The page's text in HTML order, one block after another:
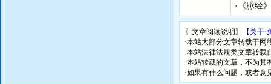
· 《脉经
〖文章阅读说明〗
【关于
·本站大部分文章转载于
·本站法律法规类文章转
·本站转载的文章，不为
·如果有什么问题，或者意